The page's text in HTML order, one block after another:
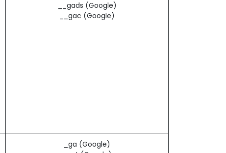
__gads (Google)
__gac (Google)
_ga (Google)